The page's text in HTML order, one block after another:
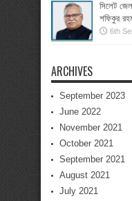
সিলেট
শফিকুর
6th
ARCHIVES
September 2023
June 2022
November 2021
October 2021
September 2021
August 2021
July 2021